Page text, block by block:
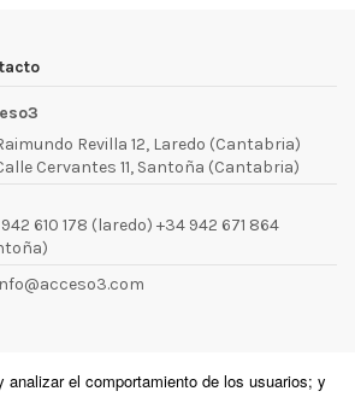
Revilla 12, Laredo (Cantabria)
Cervantes 11, Santoña (Cantabria)
610 178 (laredo) +34 942 671 864
el comportamiento de los usuarios; y